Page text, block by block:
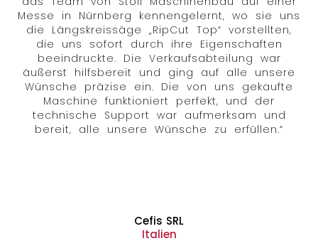
Messe in Nürnberg kennengelernt, wo sie uns
die Längskreissäge „RipCut Top“ vorstellten,
die uns sofort durch ihre Eigenschaften
beeindruckte. Die Verkaufsabteilung war
äußerst hilfsbereit und ging auf alle unsere
Wünsche präzise ein. Die von uns gekaufte
Maschine funktioniert perfekt, und der
technische Support war aufmerksam und
bereit, alle unsere Wünsche zu erfüllen.“
Cefis SRL
Italien